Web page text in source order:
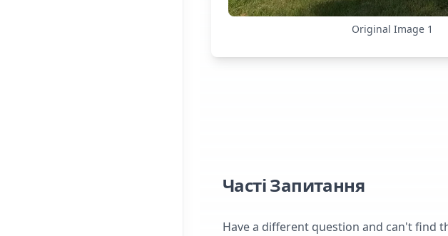
Original Image 1
Часті Запитання
Have a different question and can't find